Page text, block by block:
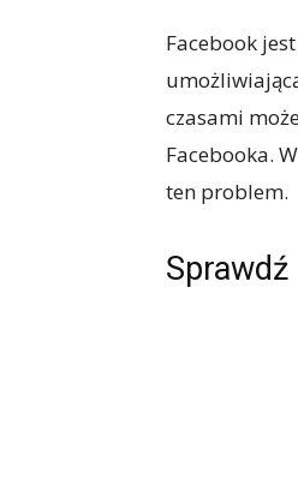
Facebook
czasami
Facebooka.
ten problem.